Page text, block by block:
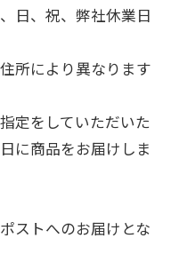
日、祝、弊社休業日
所により異なります
定をしていただいた
に商品をお届けしま
ストへのお届けとな